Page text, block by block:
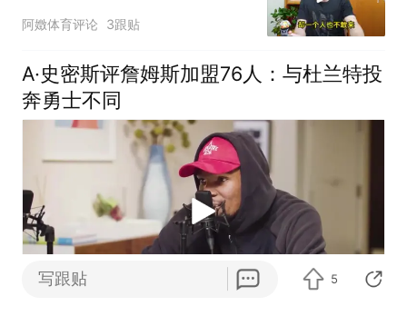
伦比的人格魅力
阿嬍体育评论 3跟贴
A·史密斯评詹姆斯加盟76人：与杜兰特投
奔勇士不同
写跟贴 5